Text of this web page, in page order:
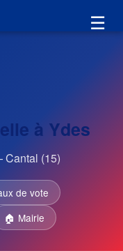
☰
à Ydes
Cantal (15)
de vote
🏠 Mairie